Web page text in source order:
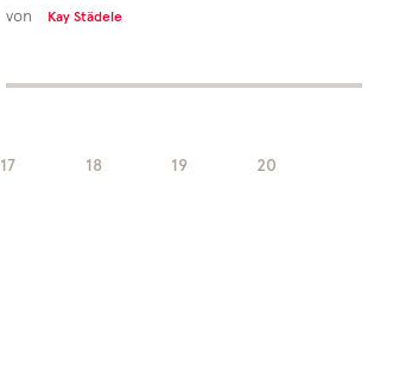
von Kay Städele
17 18 19 20